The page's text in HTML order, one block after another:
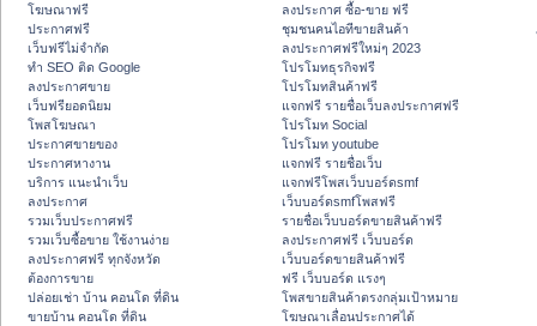
โฆษณาฟรี
ประกาศฟรี
เว็บฟรีไม่จำกัด
ทำ SEO ติด Google
ลงประกาศขาย
เว็บฟรียอดนิยม
โพสโฆษณา
ประกาศขายของ
ประกาศหางาน
บริการ แนะนำเว็บ
ลงประกาศ
รวมเว็บประกาศฟรี
รวมเว็บซื้อขาย ใช้งานง่าย
ลงประกาศฟรี ทุกจังหวัด
ต้องการขาย
ปล่อยเช่า บ้าน คอนโด ที่ดิน
ขายบ้าน คอนโด ที่ดิน
ลงประกาศ ซื้อ-ขาย ฟรี
ชุมชนคนไอทีขายสินค้า
ลงประกาศฟรีใหม่ๆ 2023
โปรโมทธุรกิจฟรี
โปรโมทสินค้าฟรี
แจกฟรี รายชื่อเว็บลงประกาศฟรี
โปรโมท Social
โปรโมท youtube
แจกฟรี รายชื่อเว็บ
แจกฟรีโพสเว็บบอร์ดsmf
เว็บบอร์ดsmfโพสฟรี
รายชื่อเว็บบอร์ดขายสินค้าฟรี
ลงประกาศฟรี เว็บบอร์ด
เว็บบอร์ดขายสินค้าฟรี
ฟรี เว็บบอร์ด แรงๆ
โพสขายสินค้าตรงกลุ่มเป้าหมาย
โฆษณาเลื่อนประกาศได้